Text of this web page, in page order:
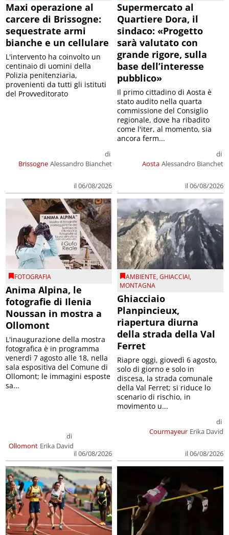
Maxi operazione al
carcere di Brissogne:
sequestrate armi
bianche e un cellulare
Brissogne
di
Alessandro Bianchet
il 06/08/2026
L'intervento ha coinvolto un
centinaio di uomini della
Polizia penitenziaria,
provenienti da tutti gli istituti
del Provveditorato
Supermercato al
Quartiere Dora, il
sindaco: «Progetto
sarà valutato con
grande rigore, sulla
base dell’interesse
pubblico»
Aosta
di
Alessandro Bianchet
il 06/08/2026
Il primo cittadino di Aosta è
stato audito nella quarta
commissione del Consiglio
regionale, dove ha ribadito
come l'iter, al momento, sia
ancora ferm...
FOTOGRAFIA
Anima Alpina, le
fotografie di Ilenia
Noussan in mostra a
Ollomont
Ollomont
di
Erika David
il 06/08/2026
L'inaugurazione della mostra
fotografica è in programma
venerdì 7 agosto alle 18, nella
sala espositiva del Comune di
Ollomont; le immagini esposte
sa...
AMBIENTE,GHIACCIAI,
MONTAGNA
Ghiacciaio
Planpincieux,
riapertura diurna
della strada della Val
Ferret
Courmayeur
di
Erika David
il 06/08/2026
Riapre oggi, giovedì 6 agosto,
solo di giorno e solo in
discesa, la strada comunale
della Val Ferret; si riduce lo
scenario di rischio, in
movimento u...